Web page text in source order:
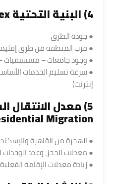
4) البنية التحتية Infrastructure Index
● جودة الطرق
● قرب المنطقة من طرق
● وجود جامعات – مستشفيات
● سرعة تسليم الخدمات
إنترنت)
5) معدل الانتقال
Migration
● الهجرة من القاهرة
● معدلات الحجز، وعدد
● زيادة معدلات الإقامة